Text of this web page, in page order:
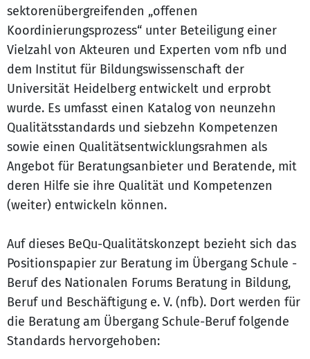
sektorenübergreifenden „offenen
Koordinierungsprozess“ unter Beteiligung einer
Vielzahl von Akteuren und Experten vom nfb und
dem Institut für Bildungswissenschaft der
Universität Heidelberg entwickelt und erprobt
wurde. Es umfasst einen Katalog von neunzehn
Qualitätsstandards und siebzehn Kompetenzen
sowie einen Qualitätsentwicklungsrahmen als
Angebot für Beratungsanbieter und Beratende, mit
deren Hilfe sie ihre Qualität und Kompetenzen
(weiter) entwickeln können.
Auf dieses BeQu-Qualitätskonzept bezieht sich das
Positionspapier zur Beratung im Übergang Schule -
Beruf des Nationalen Forums Beratung in Bildung,
Beruf und Beschäftigung e. V. (nfb). Dort werden für
die Beratung am Übergang Schule-Beruf folgende
Standards hervorgehoben: